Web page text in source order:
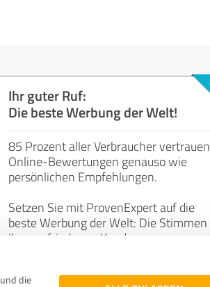
die
Ihr guter Ruf:
Die beste Werbung der Welt!
85 Prozent aller Verbraucher vertrauen
Online-Bewertungen genauso wie
persönlichen Empfehlungen.
Setzen Sie mit ProvenExpert auf die
beste Werbung der Welt: Die Stimmen
Ihrer zufriedenen Kunden.